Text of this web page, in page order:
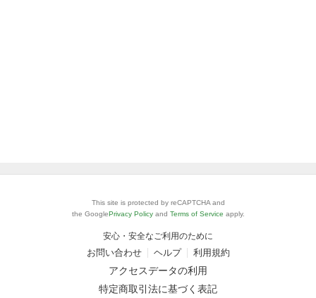
This site is protected by reCAPTCHA and
the GooglePrivacy Policy and Terms of Service apply.
安心・安全なご利用のために
お問い合わせ ヘルプ 利用規約
アクセスデータの利用
特定商取引法に基づく表記